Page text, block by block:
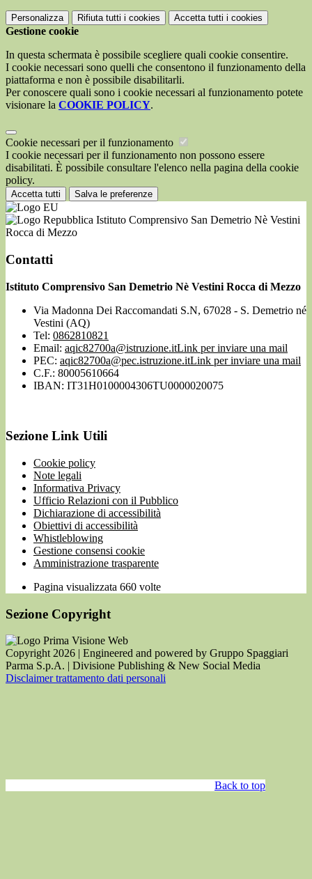
Personalizza Rifiuta tutti i cookies Accetta tutti i cookies
Gestione cookie
In questa schermata è possibile scegliere quali cookie consentire.
I cookie necessari sono quelli che consentono il funzionamento della
piattaforma e non è possibile disabilitarli.
Per conoscere quali sono i cookie necessari al funzionamento potete
visionare la COOKIE POLICY.
Cookie necessari per il funzionamento
I cookie necessari per il funzionamento non possono essere
disabilitati. È possibile consultare l'elenco nella pagina della cookie
policy.
Accetta tutti Salva le preferenze
Istituto Comprensivo San Demetrio Nè Vestini
Rocca di Mezzo
Contatti
Istituto Comprensivo San Demetrio Nè Vestini Rocca di Mezzo
Via Madonna Dei Raccomandati S.N, 67028 - S. Demetrio né
Vestini (AQ)
Tel: 0862810821
Email: aqic82700a@istruzione.itLink per inviare una mail
PEC: aqic82700a@pec.istruzione.itLink per inviare una mail
C.F.: 80005610664
IBAN: IT31H0100004306TU0000020075
Sezione Link Utili
Cookie policy
Note legali
Informativa Privacy
Ufficio Relazioni con il Pubblico
Dichiarazione di accessibilità
Obiettivi di accessibilità
Whistleblowing
Gestione consensi cookie
Amministrazione trasparente
Pagina visualizzata 660 volte
Sezione Copyright
Copyright 2026 | Engineered and powered by Gruppo Spaggiari
Parma S.p.A. | Divisione Publishing & New Social Media
Disclaimer trattamento dati personali
Back to top